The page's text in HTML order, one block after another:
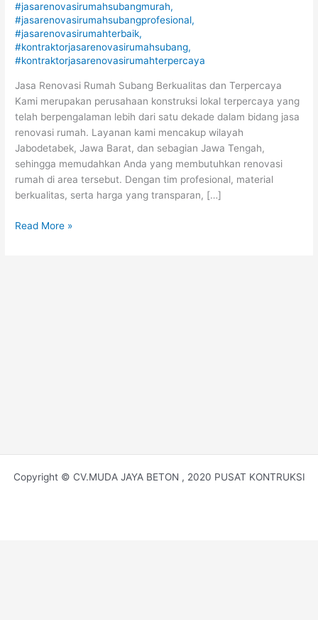
#jasarenovasirumahsubangmurah,
#jasarenovasirumahsubangprofesional,
#jasarenovasirumahterbaik,
#kontraktorjasarenovasirumahsubang,
#kontraktorjasarenovasirumahterpercaya
Jasa Renovasi Rumah Subang Berkualitas dan Terpercaya
Kami merupakan perusahaan konstruksi lokal terpercaya yang
telah berpengalaman lebih dari satu dekade dalam bidang jasa
renovasi rumah. Layanan kami mencakup wilayah
Jabodetabek, Jawa Barat, dan sebagian Jawa Tengah,
sehingga memudahkan Anda yang membutuhkan renovasi
rumah di area tersebut. Dengan tim profesional, material
berkualitas, serta harga yang transparan, […]
Read More »
Copyright © CV.MUDA JAYA BETON , 2020 PUSAT KONTRUKSI